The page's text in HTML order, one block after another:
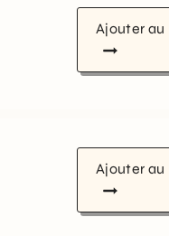
Ajouter au
Ajouter au